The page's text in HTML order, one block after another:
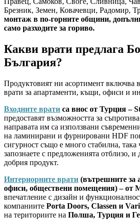
Брезник, Земен, Ковачевци, Радомир,
монтаж в по-горните общини,
само разходите за гориво.
Какви врати предлага
България?
Продуктовият ни асортимент
врати за апартаменти, къщи, офиси и
Входните врати са внос от Турция –
предоставят възможността за
направата им са използвани
на ламинирани и фурнировани HDF
сигурност също е много стабилна, така
запознаете с предложенията отблизо, и
добрия продукт.
Интериорните врати (вътрешните за
офиси, обществени помещения) – от
впечатление с дизайн и
компаниите Porta Doors, Classen и
на териториите на Полша, Турция и